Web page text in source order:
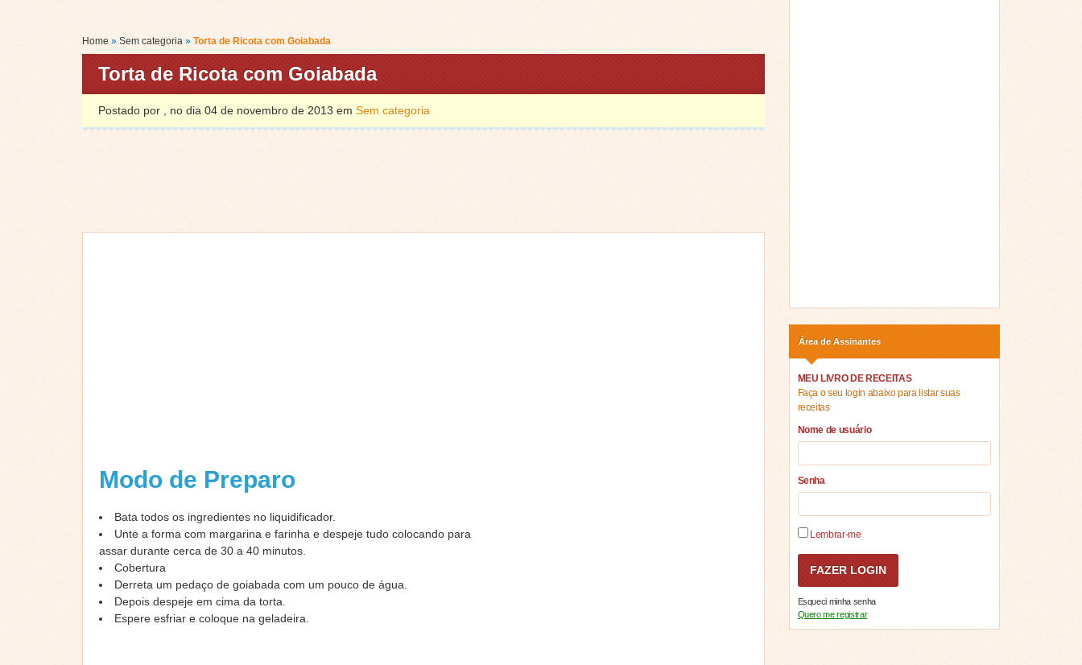
Home » Sem categoria » Torta de Ricota com Goiabada
Torta de Ricota com Goiabada
Postado por , no dia 04 de novembro de 2013 em Sem categoria
Modo de Preparo
Bata todos os ingredientes no liquidificador.
Unte a forma com margarina e farinha e despeje tudo colocando para
assar durante cerca de 30 a 40 minutos.
Cobertura
Derreta um pedaço de goiabada com um pouco de água.
Depois despeje em cima da torta.
Espere esfriar e coloque na geladeira.
Área de Assinantes
MEU LIVRO DE RECEITAS
Faça o seu login abaixo para listar suas
receitas
Nome de usuário
Senha
Lembrar-me
Esqueci minha senha
Quero me registrar